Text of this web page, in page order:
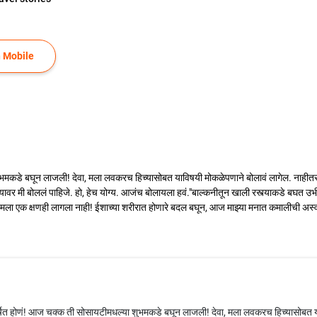
Mobile
बघून लाजली! देवा, मला लवकरच हिच्यासोबत याविषयी मोकळेपणाने बोलावं लागेल.
मी बोललं पाहिजे. हो, हेच योग्य. आजंच बोलायला हवं."बाल्कनीतून खाली रस्त्याकडे
एक क्षणही लागला नाही! ईशाच्या शरीरात होणारे बदल बघून, आज माझ्या मनात कमालीची
आज चक्क ती सोसायटीमधल्या शुभमकडे बघून लाजली! देवा, मला लवकरच हिच्यासोबत